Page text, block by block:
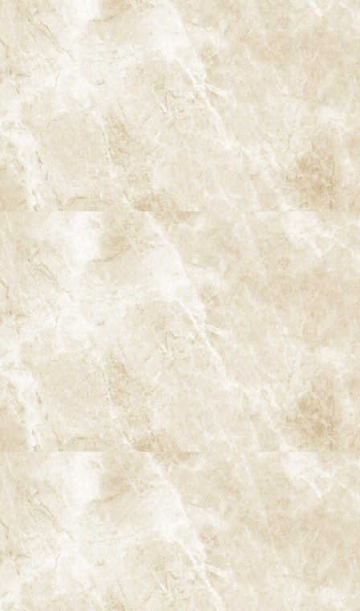
むし歯は、痛くなったときだけ対処すればいい病気ではありませ
ん。放置すればするほど治療は大がかりになり、歯の寿命は短く
なっていきます。
神経の炎症・壊死による激しい痛み
根尖性歯周炎や歯根の病変（膿の袋など）
歯の崩壊・破折による抜歯のリスク
噛み合わせのバランスの崩れ（欠損ドミノ）
見た目のコンプレックス・口臭の原因
重度の場合、全身への影響（炎症の波及など）のリスク
一本の歯のむし歯が、やがて噛み合わせ全体の乱れを招き、将来
的なインプラント・入れ歯・大がかりな治療につながることも少
なくありません。「小さいうちに見つけて、小さいうちに対処す
る」ことが、結果的に身体的・時間的・経済的な負担を大きく減
らします。
子どものむし歯と大人のむし歯の違
い
乳歯や生えたての永久歯は、大人の歯とは構造や性質が異なり、
むし歯の進行スピードも違います。ご家族で阿佐ヶ谷周辺にお住
まいの方は、お子さまのむし歯にも特に注意が必要です。
子どものむし歯（乳歯・生えたての永久
歯）